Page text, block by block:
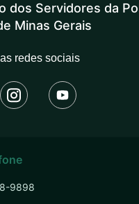
dos Servidores da
Minas Gerais
redes sociais
9898